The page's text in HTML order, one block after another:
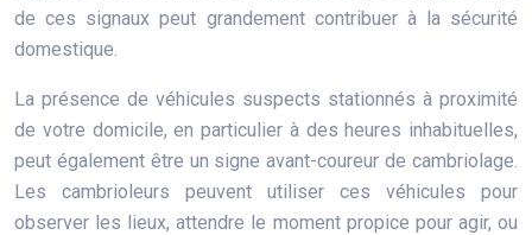
de ces signaux peut grandement contribuer à la sécurité
domestique.
La présence de véhicules suspects stationnés à proximité
de votre domicile, en particulier à des heures inhabituelles,
peut également être un signe avant-coureur de cambriolage.
Les cambrioleurs peuvent utiliser ces véhicules pour
observer les lieux, attendre le moment propice pour agir, ou